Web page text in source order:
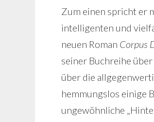
Zum einen spricht er
intelligenten und
neuen Roman Corpus
seiner Buchreihe über
über die
hemmungslos einige
ungewöhnliche